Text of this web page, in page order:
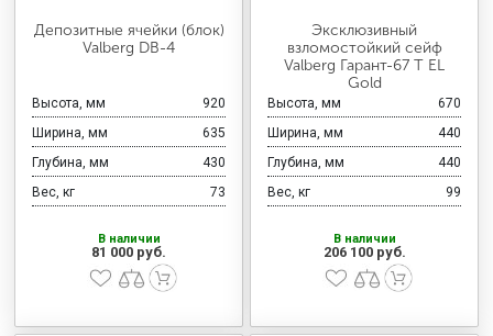
Депозитные ячейки (блок)
Valberg DB-4
Высота, мм
920
Ширина, мм
635
Глубина, мм
430
Вес, кг
73
В наличии
81 000 руб.
Эксклюзивный
взломостойкий сейф
Valberg Гарант-67 T EL
Gold
Высота, мм
670
Ширина, мм
440
Глубина, мм
440
Вес, кг
99
В наличии
206 100 руб.